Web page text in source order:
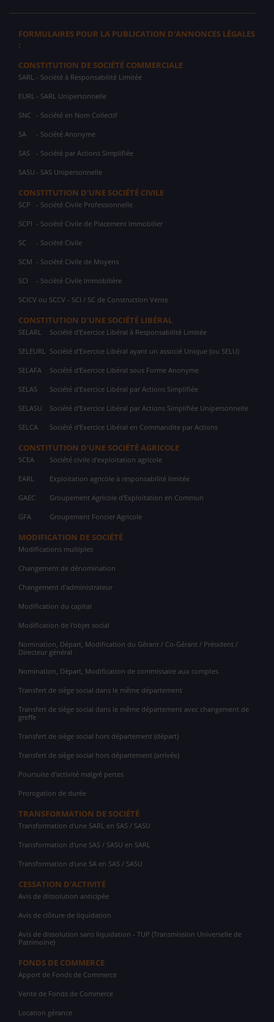
FORMULAIRES POUR LA PUBLICATION D'ANNONCES LÉGALES
:
CONSTITUTION DE SOCIÉTÉ COMMERCIALE
SARL - Société à Responsabilité Limitée
EURL - SARL Unipersonnelle
SNC - Société en Nom Collectif
SA - Société Anonyme
SAS - Société par Actions Simplifiée
SASU - SAS Unipersonnelle
CONSTITUTION D'UNE SOCIÉTÉ CIVILE
SCP - Société Civile Professionnelle
SCPI - Société Civile de Placement Immobilier
SC - Société Civile
SCM - Société Civile de Moyens
SCI - Société Civile Immobilière
SCICV ou SCCV - SCI / SC de Construction Vente
CONSTITUTION D'UNE SOCIÉTÉ LIBÉRAL
SELARL Société d'Exercice Libéral à Responsabilité Limitée
SELEURL Société d'Exercice Libéral ayant un associé Unique (ou SELU)
SELAFA Société d'Exercice Libéral sous Forme Anonyme
SELAS Société d'Exercice Libéral par Actions Simplifiée
SELASU Société d'Exercice Libéral par Actions Simplifiée Unipersonnelle
SELCA Société d'Exercice Libéral en Commandite par Actions
CONSTITUTION D'UNE SOCIÉTÉ AGRICOLE
SCEA Société civile d'exploitation agricole
EARL Exploitation agricole à responsabilité limitée
GAEC Groupement Agricole d'Exploitation en Commun
GFA Groupement Foncier Agricole
MODIFICATION DE SOCIÉTÉ
Modifications multiples
Changement de dénomination
Changement d'administrateur
Modification du capital
Modification de l'objet social
Nomination, Départ, Modification du Gérant / Co-Gérant / Président /
Directeur général
Nomination, Départ, Modification de commissaire aux comptes
Transfert de siège social dans le même département
Transfert de siège social dans le même département avec changement de
greffe
Transfert de siège social hors département (départ)
Transfert de siège social hors département (arrivée)
Poursuite d'activité malgré pertes
Prorogation de durée
TRANSFORMATION DE SOCIÉTÉ
Transformation d'une SARL en SAS / SASU
Transformation d'une SAS / SASU en SARL
Transformation d'une SA en SAS / SASU
CESSATION D'ACTIVITÉ
Avis de dissolution anticipée
Avis de clôture de liquidation
Avis de dissolution sans liquidation - TUP (Transmission Universelle de
Patrimoine)
FONDS DE COMMERCE
Apport de Fonds de Commerce
Vente de Fonds de Commerce
Location gérance